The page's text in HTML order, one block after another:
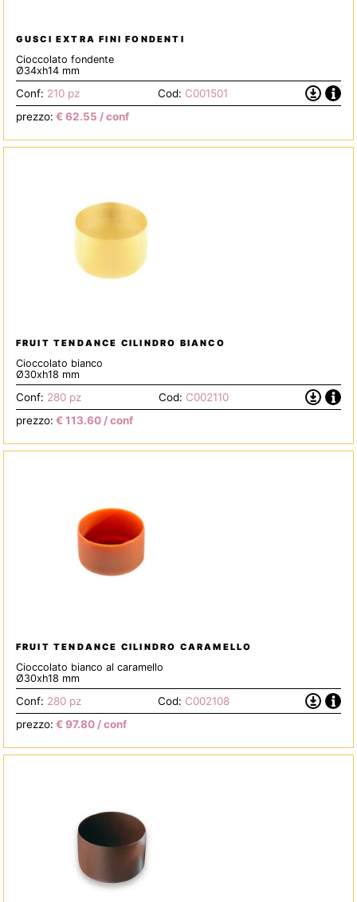
GUSCI EXTRA FINI FONDENTI
Cioccolato fondente
Ø34xh14 mm
Conf: 210 pz Cod: C001501
Scarica
la
prezzo: €62.55 / conf
FRUIT TENDANCE CILINDRO BIANCO
Cioccolato bianco
Ø30xh18 mm
Conf: 280 pz Cod: C002110
Scarica
la
prezzo: €113.60/ conf
FRUIT TENDANCE CILINDRO CARAMELLO
Cioccolato bianco al caramello
Ø30xh18 mm
Conf: 280 pz Cod: C002108
Scarica
la
prezzo: €97.80/ conf